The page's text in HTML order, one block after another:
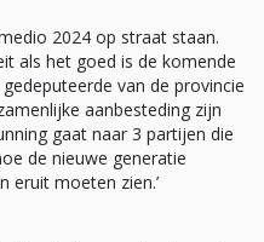
2024 op straat staan.
als het goed is de komende
van de provincie
aanbesteding zijn
gaat naar 3 partijen die
de nieuwe generatie
eruit moeten zien.’